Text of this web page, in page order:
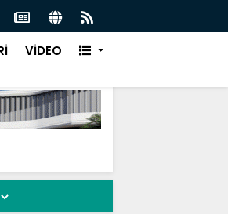
Finalinde Yarışacak
VİDEO